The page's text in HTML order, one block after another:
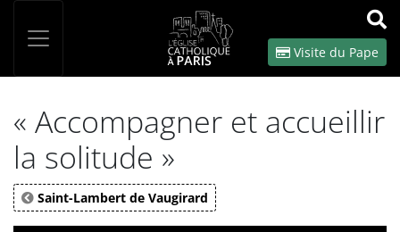
OK
Visite du Pape
« Accompagner et accueillir
la solitude »
Saint-Lambert de Vaugirard
Panneau de gestion des cookies